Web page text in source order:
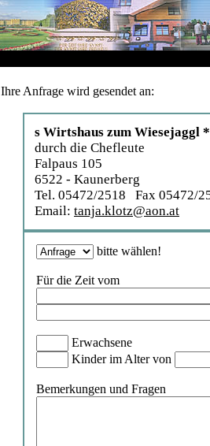
Ihre Anfrage wird gesendet an:
s Wirtshaus zum Wiesejaggl
durch die Chefleute
Falpaus 105
6522 - Kaunerberg
Tel. 05472/2518 Fax 05472/
Email: tanja.klotz@aon.at
bitte wählen!
Für die Zeit vom
Erwachsene
Kinder im Alter von
Bemerkungen und Fragen